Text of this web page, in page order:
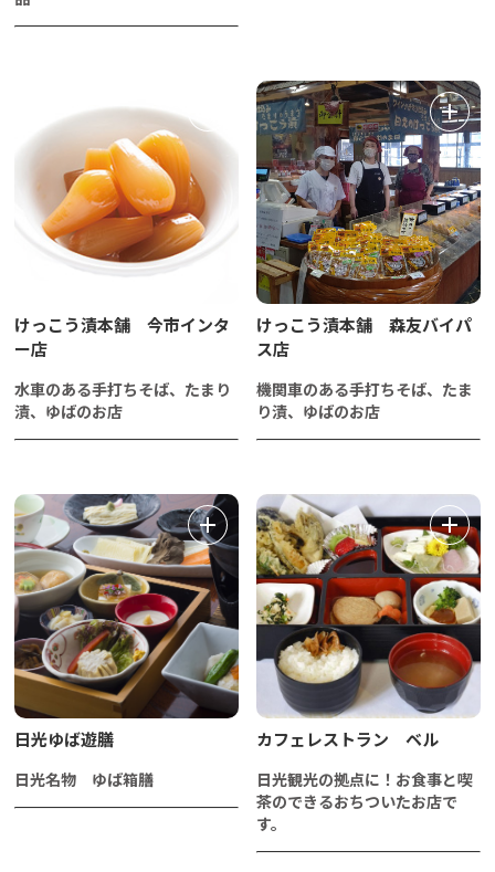
けっこう漬本舗 今市インタ
ー店
水車のある手打ちそば、たまり
漬、ゆばのお店
けっこう漬本舗 森友バイパ
ス店
機関車のある手打ちそば、たま
り漬、ゆばのお店
日光ゆば遊膳
日光名物 ゆば箱膳
カフェレストラン ベル
日光観光の拠点に！お食事と喫
茶のできるおちついたお店で
す。